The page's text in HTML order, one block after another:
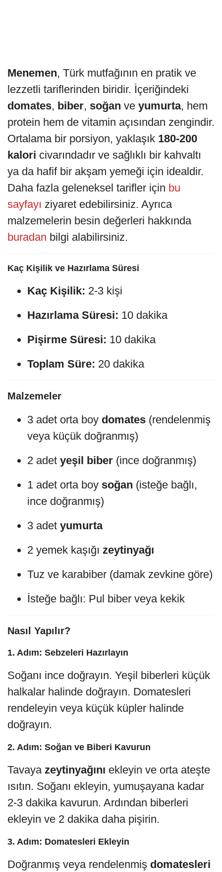
Menemen, Türk mutfağının en pratik ve
lezzetli tariflerinden biridir. İçeriğindeki
domates, biber, soğan ve yumurta, hem
protein hem de vitamin açısından zengindir.
Ortalama bir porsiyon, yaklaşık 180-200
kalori civarındadır ve sağlıklı bir kahvaltı
ya da hafif bir akşam yemeği için idealdir.
Daha fazla geleneksel tarifler için bu
sayfayı ziyaret edebilirsiniz. Ayrıca
malzemelerin besin değerleri hakkında
buradan bilgi alabilirsiniz.
Kaç Kişilik ve Hazırlama Süresi
Kaç Kişilik: 2-3 kişi
Hazırlama Süresi: 10 dakika
Pişirme Süresi: 10 dakika
Toplam Süre: 20 dakika
Malzemeler
3 adet orta boy domates (rendelenmiş
veya küçük doğranmış)
2 adet yeşil biber (ince doğranmış)
1 adet orta boy soğan (isteğe bağlı,
ince doğranmış)
3 adet yumurta
2 yemek kaşığı zeytinyağı
Tuz ve karabiber (damak zevkine göre)
İsteğe bağlı: Pul biber veya kekik
Nasıl Yapılır?
1. Adım: Sebzeleri Hazırlayın
Soğanı ince doğrayın. Yeşil biberleri küçük
halkalar halinde doğrayın. Domatesleri
rendeleyin veya küçük küpler halinde
doğrayın.
2. Adım: Soğan ve Biberi Kavurun
Tavaya zeytinyağını ekleyin ve orta ateşte
ısıtın. Soğanı ekleyin, yumuşayana kadar
2-3 dakika kavurun. Ardından biberleri
ekleyin ve 2 dakika daha pişirin.
3. Adım: Domatesleri Ekleyin
Doğranmış veya rendelenmiş domatesleri